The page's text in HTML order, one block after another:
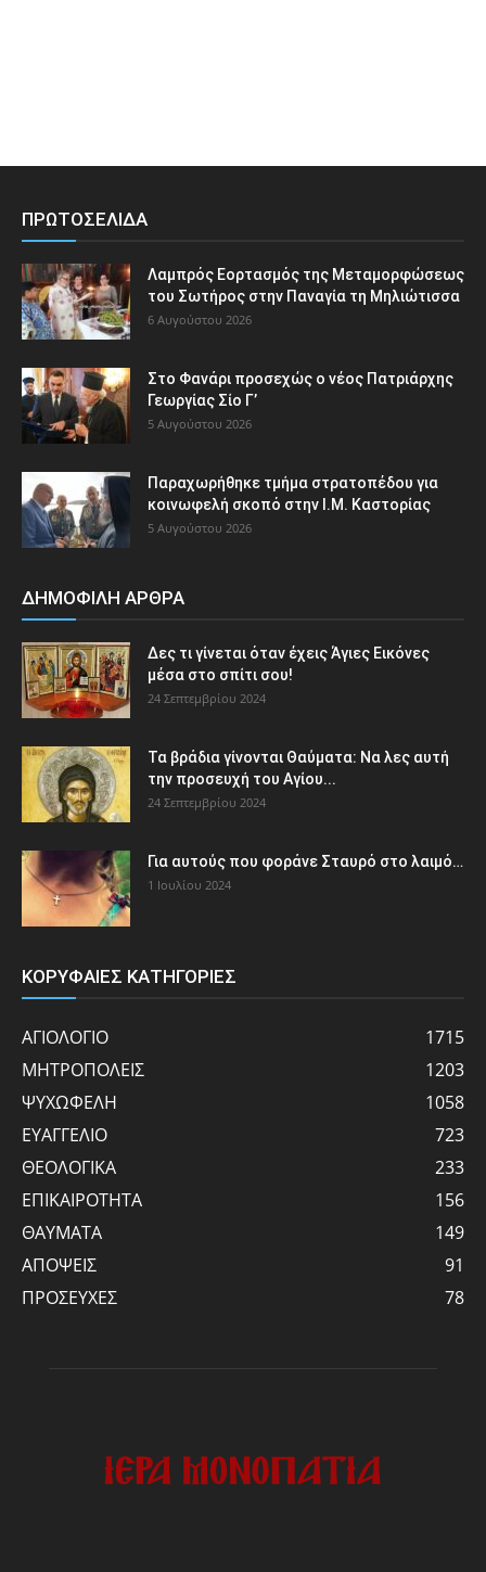
ΠΡΩΤΟΣΕΛΙΔΑ
Λαμπρός Εορτασμός της Μεταμορφώσεως
του Σωτήρος στην Παναγία τη Μηλιώτισσα
6 Αυγούστου 2026
Στο Φανάρι προσεχώς ο νέος Πατριάρχης
Γεωργίας Σίο Γ’
5 Αυγούστου 2026
Παραχωρήθηκε τμήμα στρατοπέδου για
κοινωφελή σκοπό στην Ι.Μ. Καστορίας
5 Αυγούστου 2026
ΔΗΜΟΦΙΛΗ ΑΡΘΡΑ
Δες τι γίνεται όταν έχεις Άγιες Εικόνες
μέσα στο σπίτι σου!
24 Σεπτεμβρίου 2024
Τα βράδια γίνονται Θαύματα: Να λες αυτή
την προσευχή του Αγίου...
24 Σεπτεμβρίου 2024
Για αυτούς που φοράνε Σταυρό στο λαιμό…
1 Ιουλίου 2024
ΚΟΡΥΦΑΙΕΣ ΚΑΤΗΓΟΡΙΕΣ
ΑΓΙΟΛΟΓΙΟ
1715
ΜΗΤΡΟΠΟΛΕΙΣ
1203
ΨΥΧΩΦΕΛΗ
1058
ΕΥΑΓΓΕΛΙΟ
723
ΘΕΟΛΟΓΙΚΑ
233
ΕΠΙΚΑΙΡΟΤΗΤΑ
156
ΘΑΥΜΑΤΑ
149
ΑΠΟΨΕΙΣ
91
ΠΡΟΣΕΥΧΕΣ
78